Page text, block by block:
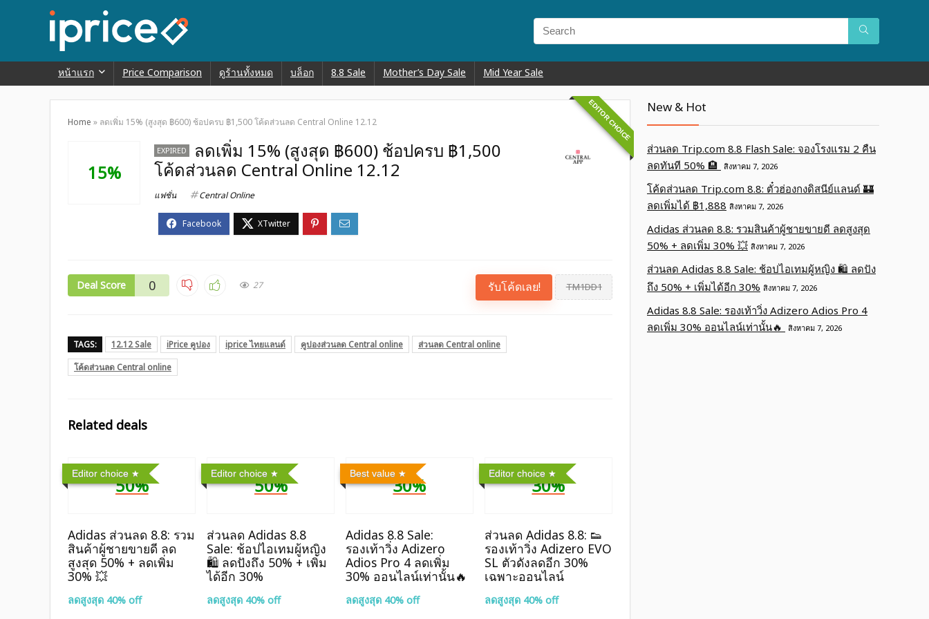
หน้าแรก Price Comparison ดูร้านทั้งหมด บล็อก 8.8 Sale Mother’s Day Sale Mid Year Sale
Home » ลดเพิ่ม 15% (สูงสุด ฿600) ช้อปครบ ฿1,500 โค้ดส่วนลด Central Online 12.12 EDITOR CHOICE
15%
EXPIRED
ลดเพิ่ม 15% (สูงสุด ฿600) ช้อปครบ ฿1,500
โค้ดส่วนลด Central Online 12.12
แฟชั่น Central Online
Deal Score 0 27 รับโค้ดเลย! TM1DD1
TAGS: 12.12 Sale iPrice คูปอง iprice ไทยแลนด์ คูปองส่วนลด Central online
ส่วนลด Central online
โค้ดส่วนลด Central online
Related deals
Editor choice
50%
Adidas ส่วนลด 8.8: รวม
สินค้าผู้ชายขายดี ลด
สูงสุด 50% + ลดเพิ่ม
30% 💥
ลดสูงสุด 40% off
Editor choice
50%
ส่วนลด Adidas 8.8
Sale: ช้อปไอเทมผู้หญิง
🛍️ ลดปังถึง 50% + เพิ่ม
ได้อีก 30%
ลดสูงสุด 40% off
Best value
30%
Adidas 8.8 Sale:
รองเท้าวิ่ง Adizero
Adios Pro 4 ลดเพิ่ม
30% ออนไลน์เท่านั้น🔥
ลดสูงสุด 40% off
Editor choice
30%
ส่วนลด Adidas 8.8: 👟
รองเท้าวิ่ง Adizero EVO
SL ตัวดังลดอีก 30%
เฉพาะออนไลน์
ลดสูงสุด 40% off
New & Hot
ส่วนลด Trip.com 8.8 Flash Sale: จองโรงแรม 2 คืน
ลดทันที 50% 🏨 สิงหาคม 7, 2026
โค้ดส่วนลด Trip.com 8.8: ตั๋วฮ่องกงดิสนีย์แลนด์ 🏰
ลดเพิ่มได้ ฿1,888 สิงหาคม 7, 2026
Adidas ส่วนลด 8.8: รวมสินค้าผู้ชายขายดี ลดสูงสุด
50% + ลดเพิ่ม 30% 💥 สิงหาคม 7, 2026
ส่วนลด Adidas 8.8 Sale: ช้อปไอเทมผู้หญิง 🛍️ ลดปัง
ถึง 50% + เพิ่มได้อีก 30% สิงหาคม 7, 2026
Adidas 8.8 Sale: รองเท้าวิ่ง Adizero Adios Pro 4
ลดเพิ่ม 30% ออนไลน์เท่านั้น🔥
สิงหาคม 7, 2026